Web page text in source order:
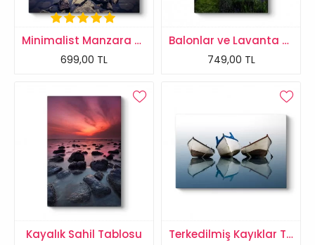
Minimalist Manzara Tablosu
699,00 TL
Balonlar ve Lavanta Tarlası Tablosu
749,00 TL
Kayalık Sahil Tablosu Terkedilmiş Kayıklar Tablosu